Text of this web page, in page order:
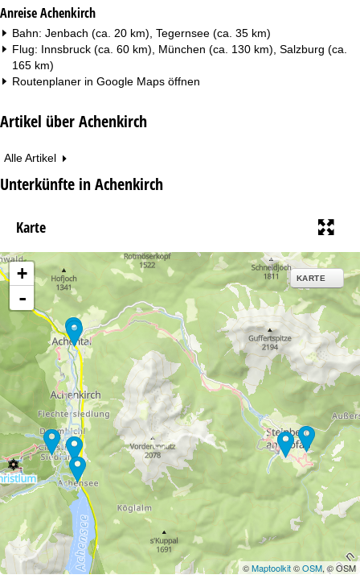
Anreise Achenkirch
Bahn: Jenbach (ca. 20 km), Tegernsee (ca. 35 km)
Flug: Innsbruck (ca. 60 km), München (ca. 130 km), Salzburg (ca.
165 km)
Routenplaner in Google Maps öffnen
Artikel über Achenkirch
Alle Artikel
Unterkünfte in Achenkirch
Karte
+
-
KARTE
©Maptoolkit©OSM, © OSM